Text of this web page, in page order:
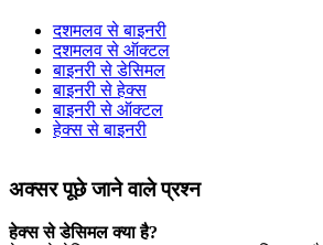
दशमलव से बाइनरी
दशमलव से ऑक्टल
बाइनरी से डेसिमल
बाइनरी से हेक्स
बाइनरी से ऑक्टल
हेक्स से बाइनरी
अक्सर पूछे जाने वाले प्रश्न
हेक्स से डेसिमल क्या है?